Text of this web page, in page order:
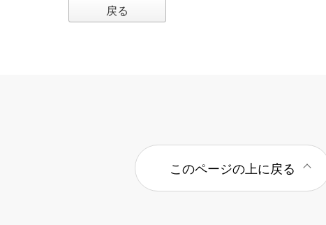
戻る
このページの上に戻る